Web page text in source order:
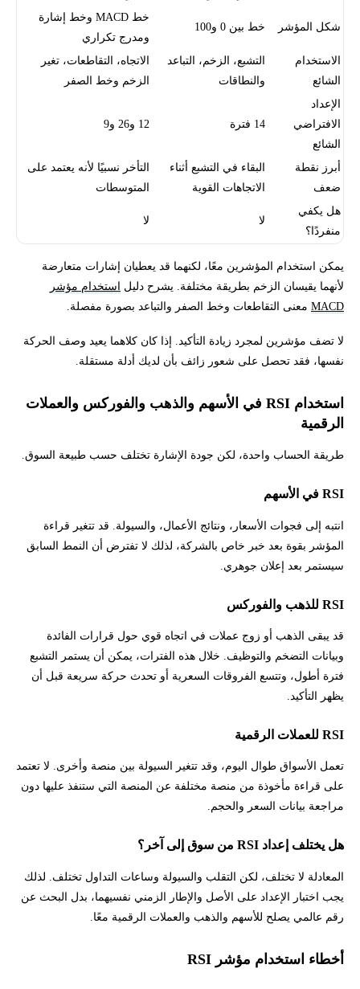
شكل المؤشر خط بين 0 و100
خط MACD وخط إشارة
ومدرج تكراري
الاستخدام
الشائع
التشبع، الزخم، التباعد
والنطاقات
الاتجاه، التقاطعات، تغير
الزخم وخط الصفر
الإعداد
الافتراضي
الشائع
14 فترة 12 و26 و9
أبرز نقطة
ضعف
البقاء في التشبع أثناء
الاتجاهات القوية
التأخر نسبيًا لأنه يعتمد على
المتوسطات
هل يكفي
منفردًا؟
لا لا
يمكن استخدام المؤشرين معًا، لكنهما قد يعطيان إشارات متعارضة
لأنهما يقيسان الزخم بطريقة مختلفة. يشرح دليل استخدام مؤشر
MACD معنى التقاطعات وخط الصفر والتباعد بصورة مفصلة.
لا تضف مؤشرين لمجرد زيادة التأكيد. إذا كان كلاهما يعيد وصف الحركة
نفسها، فقد تحصل على شعور زائف بأن لديك أدلة مستقلة.
استخدام RSI في الأسهم والذهب والفوركس والعملات
الرقمية
طريقة الحساب واحدة، لكن جودة الإشارة تختلف حسب طبيعة السوق.
RSI في الأسهم
انتبه إلى فجوات الأسعار، ونتائج الأعمال، والسيولة. قد تتغير قراءة
المؤشر بقوة بعد خبر خاص بالشركة، لذلك لا تفترض أن النمط السابق
سيستمر بعد إعلان جوهري.
RSI للذهب والفوركس
قد يبقى الذهب أو زوج عملات في اتجاه قوي حول قرارات الفائدة
وبيانات التضخم والتوظيف. خلال هذه الفترات، يمكن أن يستمر التشبع
فترة أطول، وتتسع الفروقات السعرية أو تحدث حركة سريعة قبل أن
يظهر التأكيد.
RSI للعملات الرقمية
تعمل الأسواق طوال اليوم، وقد تتغير السيولة بين منصة وأخرى. لا تعتمد
على قراءة مأخوذة من منصة مختلفة عن المنصة التي ستنفذ عليها دون
مراجعة بيانات السعر والحجم.
هل يختلف إعداد RSI من سوق إلى آخر؟
المعادلة لا تختلف، لكن التقلب والسيولة وساعات التداول تختلف. لذلك
يجب اختبار الإعداد على الأصل والإطار الزمني نفسيهما، بدل البحث عن
رقم عالمي يصلح للأسهم والذهب والعملات الرقمية معًا.
أخطاء استخدام مؤشر RSI